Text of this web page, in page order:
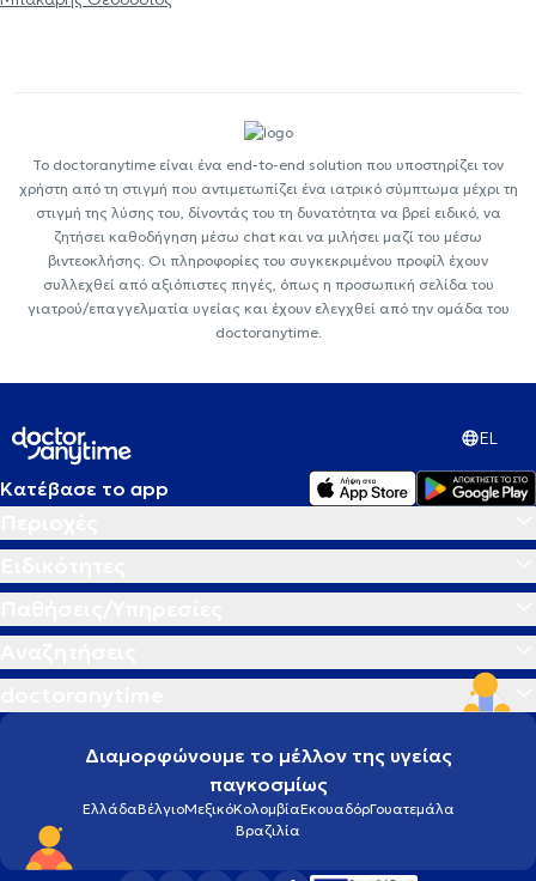
Το doctoranytime είναι ένα end-to-end solution που υποστηρίζει τον
χρήστη από τη στιγμή που αντιμετωπίζει ένα ιατρικό σύμπτωμα μέχρι τη
στιγμή της λύσης του, δίνοντάς του τη δυνατότητα να βρεί ειδικό, να
ζητήσει καθοδήγηση μέσω chat και να μιλήσει μαζί του μέσω
βιντεοκλήσης. Οι πληροφορίες του συγκεκριμένου προφίλ έχουν
συλλεχθεί από αξιόπιστες πηγές, όπως η προσωπική σελίδα του
γιατρού/επαγγελματία υγείας και έχουν ελεγχθεί από την ομάδα του
doctoranytime.
EL
Κατέβασε το app
Διαμορφώνουμε το μέλλον της υγείας
παγκοσμίως
ΕλλάδαΒέλγιοΜεξικόΚολομβίαΕκουαδόρΓουατεμάλα
Βραζιλία